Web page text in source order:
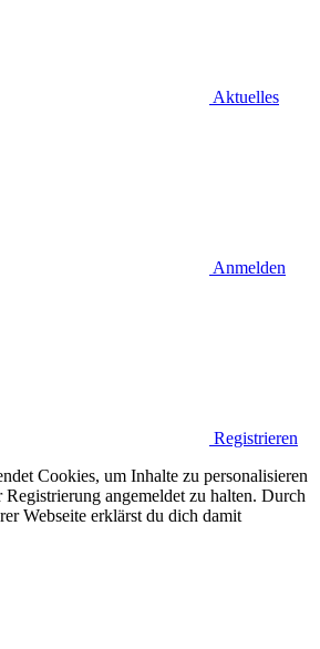
Aktuelles
Anmelden
Registrieren
Cookies, um Inhalte zu personalisieren
Registrierung angemeldet zu halten. Durch
Webseite erklärst du dich damit